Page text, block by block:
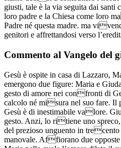
giusti, tale è la via seguita dai santi
loro padre e la Chiesa come loro
Padre né questa madre. ma
genitori e affrettandosi verso
Commento al Vangelo del
Gesù è ospite in casa di Lazzaro,
emergono due figure: Maria e
gesto di amore nei confronti di
calcolo né misura nel suo fare. Il
Gesù è di inestimabile valore.
gesto. Anzi, lo ritiene uno
del prezioso unguento in
manovale. Affiorano due